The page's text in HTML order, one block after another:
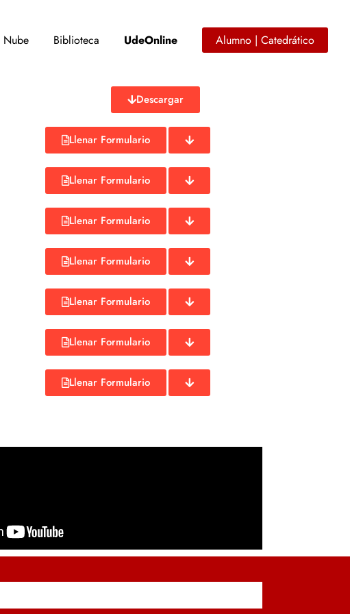
Nube Biblioteca UdeOnline Alumno | Catedrático
Descargar
Llenar Formulario
Llenar Formulario
Llenar Formulario
Llenar Formulario
Llenar Formulario
Llenar Formulario
Llenar Formulario